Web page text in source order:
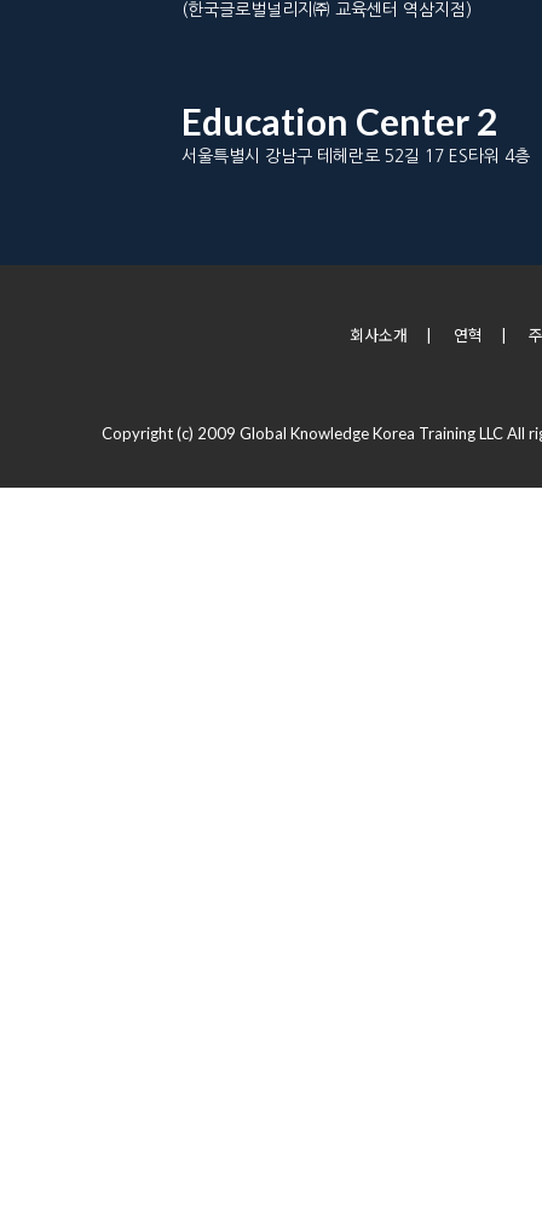
(한국글로벌널리지㈜ 교육센터 역삼지점)
Education Center 2
서울특별시 강남구 테헤란로 52길 17 ES타워 4층
회사소개 연혁
Copyright (c) 2009 Global Knowledge Korea Training LLC All